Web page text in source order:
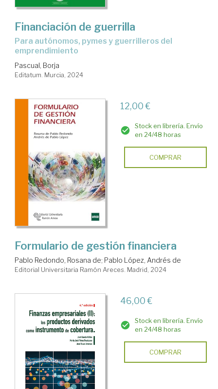
Financiación de guerrilla
Para autónomos, pymes y guerrilleros del
emprendimiento
Pascual, Borja
Editatum. Murcia, 2024
12,00 €
Stock en librería. Envío
en 24/48 horas
COMPRAR
Formulario de gestión financiera
Pablo Redondo, Rosana de; Pablo López, Andrés de
Editorial Universitaria Ramón Areces. Madrid, 2024
46,00 €
Stock en librería. Envío
en 24/48 horas
COMPRAR